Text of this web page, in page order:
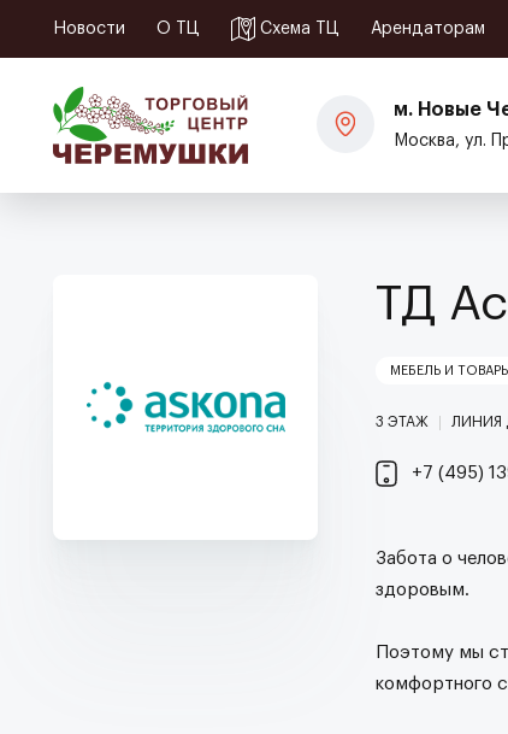
Новости О ТЦ Схема ТЦ Арендаторам
м. Новые
Москва, ул.
Матрасы и кровати
Офисная мебель
ТД
МЕБЕЛЬ И
3 ЭТАЖ ЛИНИЯ
+7 (495)
Забота о
здоровым.
Поэтому мы
комфортного